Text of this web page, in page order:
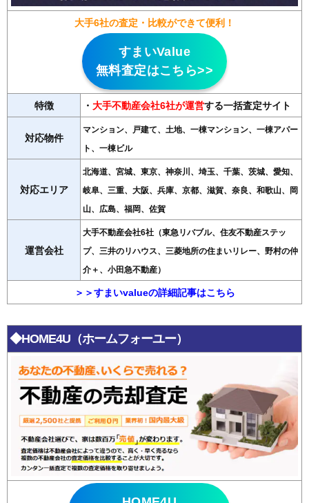
大手6社の査定・比較ができて便利！
すまいValue
無料査定はこちら>>
特徴 ・ 大手不動産会社6社が運営する一括査定サイト
対応物件
マンション、戸建て、土地、一棟マンション、一棟アパー
ト、一棟ビル
対応エリア
北海道、宮城、東京、神奈川、埼玉、千葉、茨城、愛知、
岐阜、三重、大阪、兵庫、京都、滋賀、奈良、和歌山、岡
山、広島、福岡、佐賀
運営会社
大手不動産会社6社（東急リバブル、住友不動産ステッ
プ、三井のリハウス、三菱地所の住まいリレー、野村の仲
介＋、小田急不動産）
＞＞すまいvalueの詳細記事はこちら
◆HOME4U（ホームフォーユー）